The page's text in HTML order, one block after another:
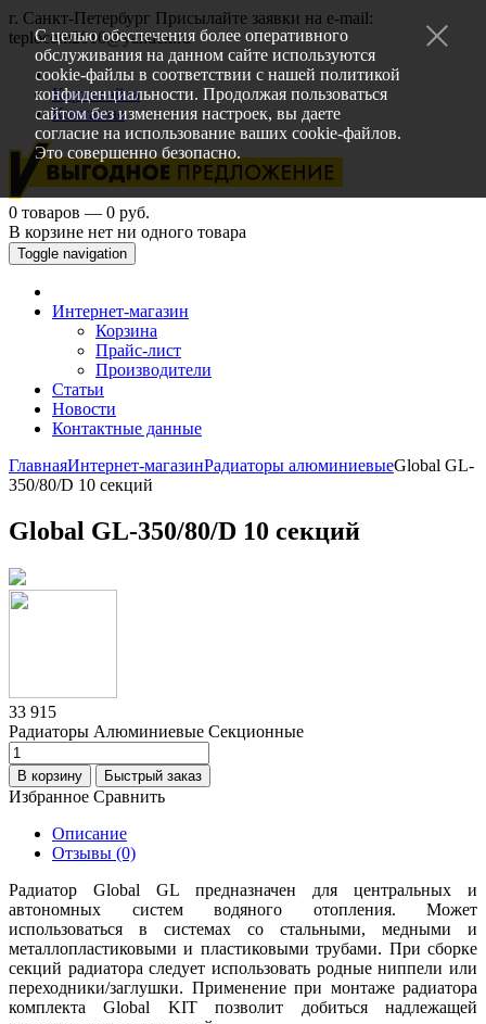
г. Санкт-Петербург Присылайте заявки на e-mail:
teplocom2016@yandex.ru
Карта сайта
Контакты
0 товаров — 0 руб.
В корзине нет ни одного товара
Toggle navigation
Интернет-магазин
Корзина
Прайс-лист
Производители
Статьи
Новости
Контактные данные
ГлавнаяИнтернет-магазинРадиаторы алюминиевыеGlobal GL-
350/80/D 10 секций
Global GL-350/80/D 10 секций
33 915
Радиаторы Алюминиевые Секционные
В корзину Быстрый заказ
Избранное Сравнить
Описание
Отзывы (0)
Радиатор Global GL предназначен для центральных и
автономных систем водяного отопления. Может
использоваться в системах со стальными, медными и
металлопластиковыми и пластиковыми трубами. При сборке
секций радиатора следует использовать родные ниппели или
переходники/заглушки. Применение при монтаже радиатора
комплекта Global KIT позволит добиться надлежащей
С целью обеспечения более оперативного
обслуживания на данном сайте используются
cookie-файлы в соответствии с нашей политикой
конфиденциальности. Продолжая пользоваться
сайтом без изменения настроек, вы даете
согласие на использование ваших cookie-файлов.
Это совершенно безопасно.